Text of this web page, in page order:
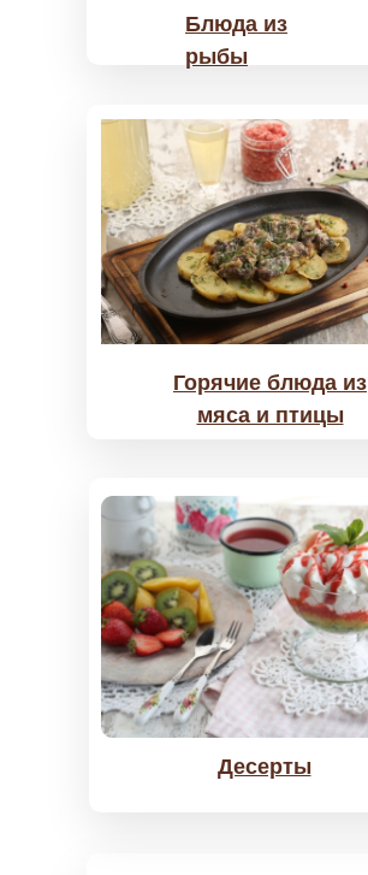
Блюда из
рыбы
Горячие блюда из
мяса и птицы
Десерты